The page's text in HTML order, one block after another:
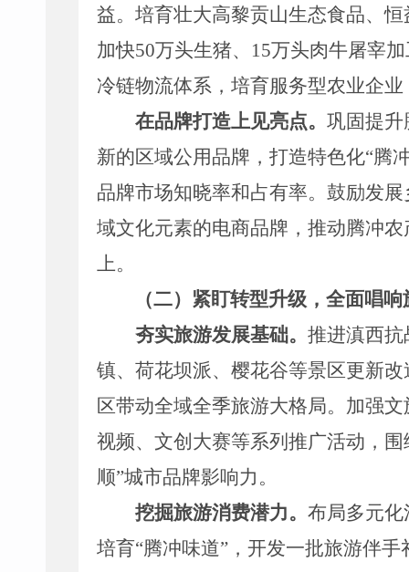
益。培育壮大高黎贡山生态食品、
加快50万头生猪、 15万头肉牛屠宰
冷链物流体系， 培育服务型农业企业
在品牌打造上见亮点。 巩固提升
新的区域公用品牌，打造特色化“腾
品牌市场知晓率和占有率。 鼓励发展
域文化元素的电商品牌，推动腾冲
上。
（二）紧盯转型升级，全面唱响
夯实旅游发展基础。 推进滇西抗
镇、荷花坝派、 樱花谷等景区更新改
区带动全域全季旅游大格局。加强文
视频、文创大赛等系列推广活动，
顺”城市品牌影响力。
挖掘旅游消费潜力。 布局多元
培育“腾冲味道” ，开发一批旅游伴